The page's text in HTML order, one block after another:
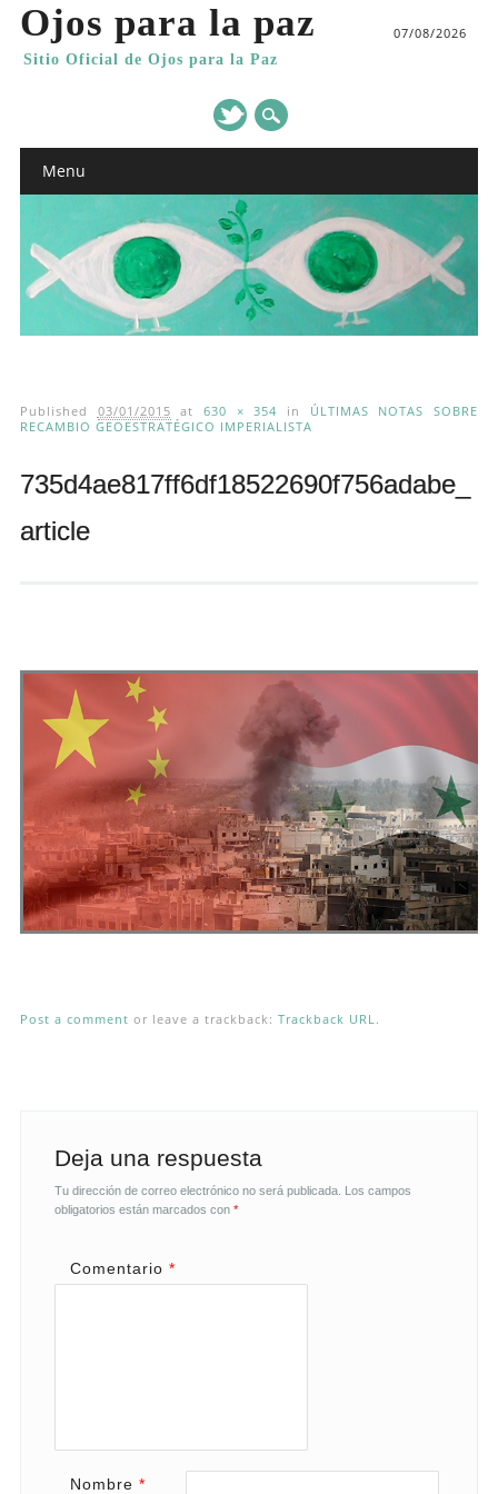
Ojos para la paz
Sitio Oficial de Ojos para la Paz
07/08/2026
Main menu
Menu
Published 03/01/2015 at 630 × 354 in ÚLTIMAS NOTAS SOBRE
RECAMBIO GEOESTRATÉGICO IMPERIALISTA
735d4ae817ff6df18522690f756adabe_
article
Post a comment or leave a trackback: Trackback URL.
Deja una respuesta
Tu dirección de correo electrónico no será publicada.
Los campos
obligatorios están marcados con *
Comentario *
Nombre *